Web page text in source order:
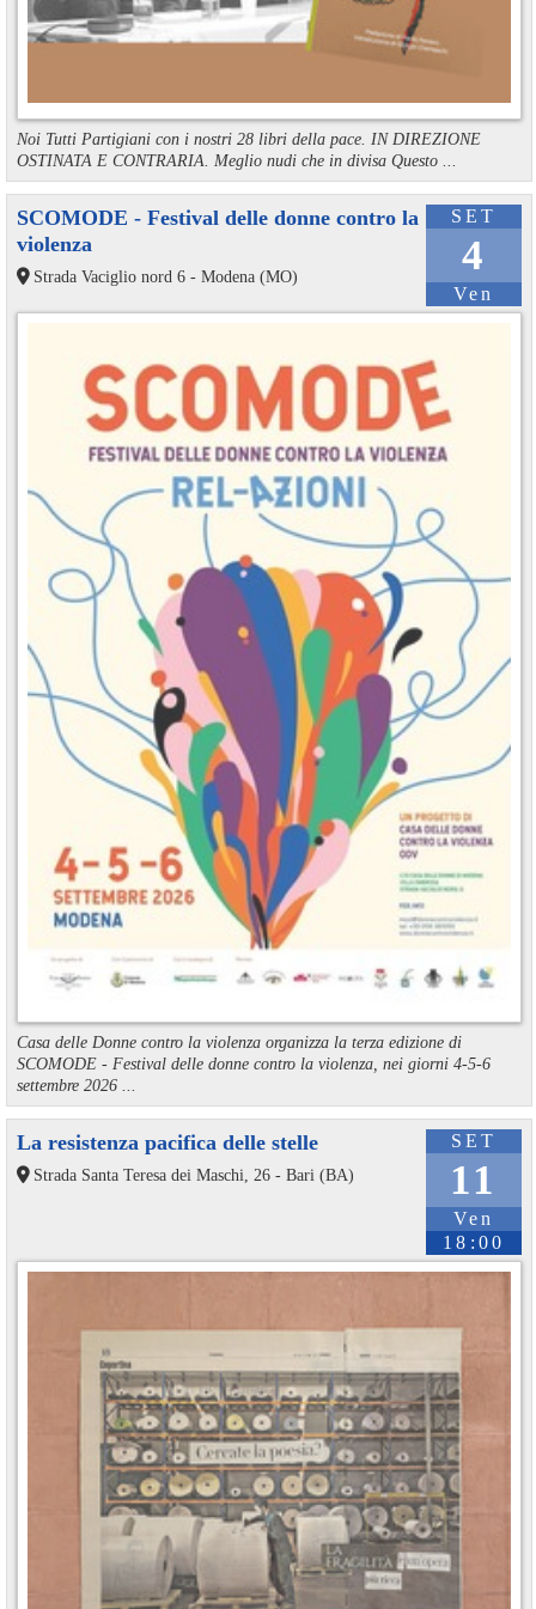
Noi Tutti Partigiani con i nostri 28 libri della pace. IN DIREZIONE
OSTINATA E CONTRARIA. Meglio nudi che in divisa Questo ...
SET
4
Ven
SCOMODE - Festival delle donne contro la
violenza
Strada Vaciglio nord 6 - Modena (MO)
Casa delle Donne contro la violenza organizza la terza edizione di
SCOMODE - Festival delle donne contro la violenza, nei giorni 4-5-6
settembre 2026 ...
SET
11
Ven
18:00
La resistenza pacifica delle stelle
Strada Santa Teresa dei Maschi, 26 - Bari (BA)